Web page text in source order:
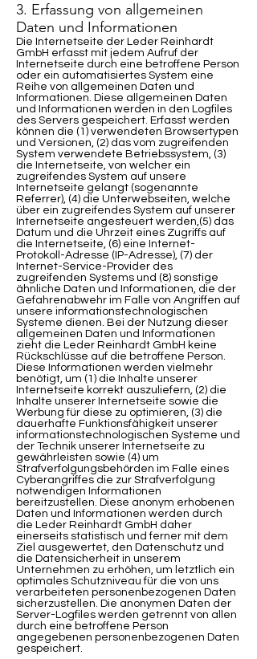
3. Erfassung von allgemeinen
Daten und Informationen
Die Internetseite der Leder Reinhardt
GmbH erfasst mit jedem Aufruf der
Internetseite durch eine betroffene Person
oder ein automatisiertes System eine
Reihe von allgemeinen Daten und
Informationen. Diese allgemeinen Daten
und Informationen werden in den Logfiles
des Servers gespeichert. Erfasst werden
können die (1) verwendeten Browsertypen
und Versionen, (2) das vom zugreifenden
System verwendete Betriebssystem, (3)
die Internetseite, von welcher ein
zugreifendes System auf unsere
Internetseite gelangt (sogenannte
Referrer), (4) die Unterwebseiten, welche
über ein zugreifendes System auf unserer
Internetseite angesteuert werden,(5) das
Datum und die Uhrzeit eines Zugriffs auf
die Internetseite, (6) eine Internet-
Protokoll-Adresse (IP-Adresse), (7) der
Internet-Service-Provider des
zugreifenden Systems und (8) sonstige
ähnliche Daten und Informationen, die der
Gefahrenabwehr im Falle von Angriffen auf
unsere informationstechnologischen
Systeme dienen. Bei der Nutzung dieser
allgemeinen Daten und Informationen
zieht die Leder Reinhardt GmbH keine
Rückschlüsse auf die betroffene Person.
Diese Informationen werden vielmehr
benötigt, um (1) die Inhalte unserer
Internetseite korrekt auszuliefern, (2) die
Inhalte unserer Internetseite sowie die
Werbung für diese zu optimieren, (3) die
dauerhafte Funktionsfähigkeit unserer
informationstechnologischen Systeme und
der Technik unserer Internetseite zu
gewährleisten sowie (4) um
Strafverfolgungsbehörden im Falle eines
Cyberangriffes die zur Strafverfolgung
notwendigen Informationen
bereitzustellen. Diese anonym erhobenen
Daten und Informationen werden durch
die Leder Reinhardt GmbH daher
einerseits statistisch und ferner mit dem
Ziel ausgewertet, den Datenschutz und
die Datensicherheit in unserem
Unternehmen zu erhöhen, um letztlich ein
optimales Schutzniveau für die von uns
verarbeiteten personenbezogenen Daten
sicherzustellen. Die anonymen Daten der
Server-Logfiles werden getrennt von allen
durch eine betroffene Person
angegebenen personenbezogenen Daten
gespeichert.